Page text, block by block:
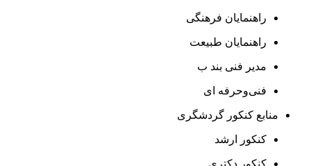
راهنمایان فرهنگی
راهنمایان طبیعت
مدیر فنی بند ب
فنی‌وحرفه‌ ای
منابع کنکور گردشگری
کنکور ارشد
کنکور دکتری